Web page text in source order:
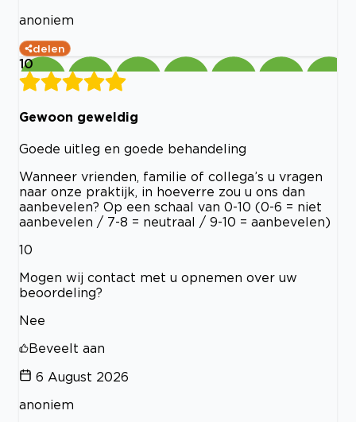
anoniem
delen
10
Gewoon geweldig
Goede uitleg en goede behandeling
Wanneer vrienden, familie of collega’s u vragen
naar onze praktijk, in hoeverre zou u ons dan
aanbevelen? Op een schaal van 0-10 (0-6 = niet
aanbevelen / 7-8 = neutraal / 9-10 = aanbevelen)
10
Mogen wij contact met u opnemen over uw
beoordeling?
Nee
Beveelt aan
6 August 2026
anoniem